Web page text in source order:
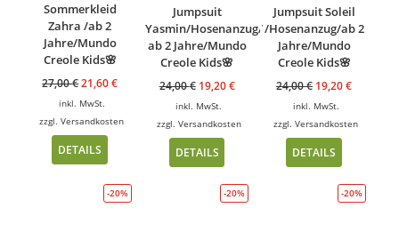
Sommerkleid
Zahra /ab 2
Jahre/Mundo
Creole Kids🌸
27,00€21,60€
inkl. MwSt.
zzgl.Versandkosten
DETAILS
Jumpsuit
Yasmin/Hosenanzug/
ab 2 Jahre/Mundo
Creole Kids🌸
24,00€ 19,20€
inkl. MwSt.
zzgl. Versandkosten
DETAILS
Jumpsuit Soleil
/Hosenanzug/ab 2
Jahre/Mundo
Creole Kids🌸
24,00€ 19,20€
inkl. MwSt.
zzgl.Versandkosten
DETAILS
-20% -20% -20%